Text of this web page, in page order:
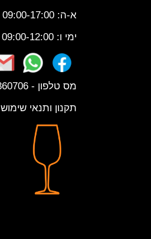
א-ה: 09:00-17:00
ימי ו: 09:00-12:00
מס טלפון - 0723360706
תקנון ותנאי שימוש